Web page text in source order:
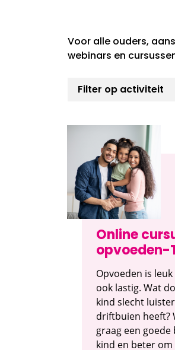
Voor alle ouders,
webinars en
Online
opvoeden-
Opvoeden is
ook lastig. Wat
kind slecht
driftbuien heeft?
graag een
kind en beter